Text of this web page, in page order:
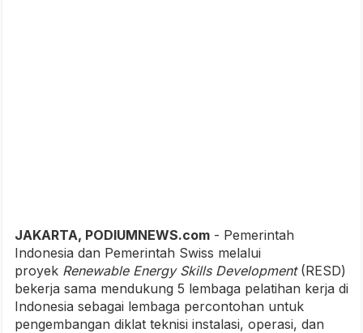
JAKARTA, PODIUMNEWS.com - Pemerintah
Indonesia dan Pemerintah Swiss melalui
proyek Renewable Energy Skills Development(RESD)
bekerja sama mendukung 5 lembaga pelatihan kerja di
Indonesia sebagai lembaga percontohan untuk
pengembangan diklat teknisi instalasi, operasi, dan